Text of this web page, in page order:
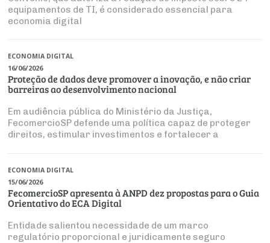
equipamentos de TI, é considerado essencial para
economia digital
ECONOMIA DIGITAL
16/06/2026
Proteção de dados deve promover a inovação, e não criar
barreiras ao desenvolvimento nacional
Em audiência pública do Ministério da Justiça,
FecomercioSP defende uma política capaz de proteger
direitos, estimular investimentos e fortalecer a
ECONOMIA DIGITAL
15/06/2026
FecomercioSP apresenta à ANPD dez propostas para o Guia
Orientativo do ECA Digital
Entidade salientou necessidade de um marco
regulatório proporcional e juridicamente seguro